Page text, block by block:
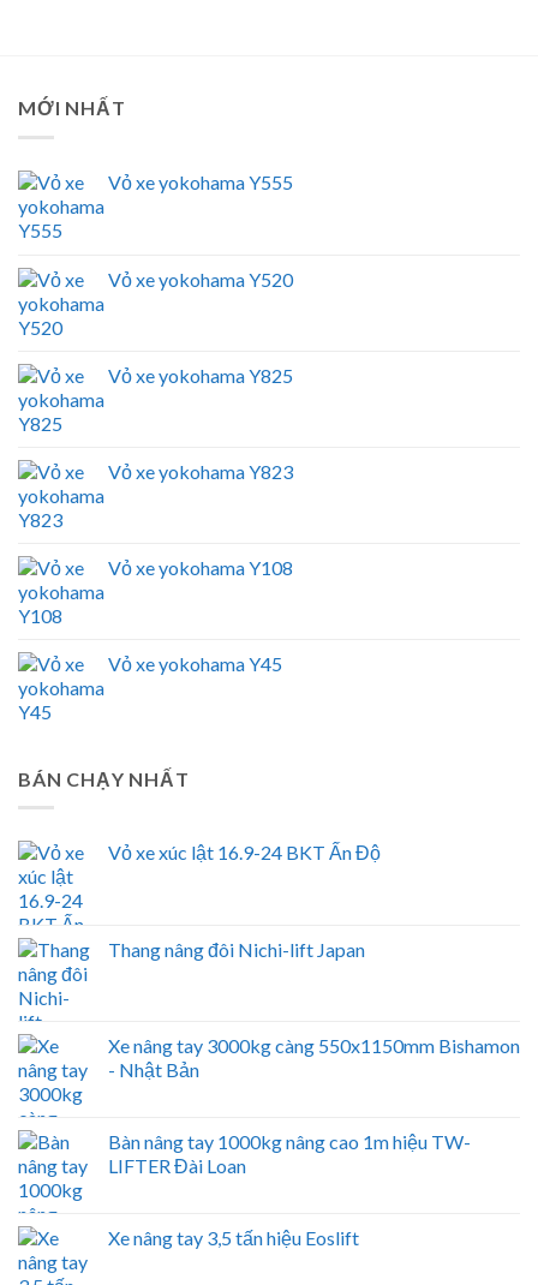
MỚI NHẤT
Vỏ xe yokohama Y555
Vỏ xe yokohama Y520
Vỏ xe yokohama Y825
Vỏ xe yokohama Y823
Vỏ xe yokohama Y108
Vỏ xe yokohama Y45
BÁN CHẠY NHẤT
Vỏ xe xúc lật 16.9-24 BKT Ấn Độ
Thang nâng đôi Nichi-lift Japan
Xe nâng tay 3000kg càng 550x1150mm Bishamon
- Nhật Bản
Bàn nâng tay 1000kg nâng cao 1m hiệu TW-
LIFTER Đài Loan
Xe nâng tay 3,5 tấn hiệu Eoslift